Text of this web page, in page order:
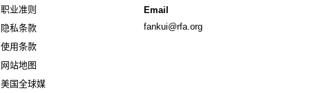
职业准则
隐私条款
使用条款
网站地图
美国全球媒
Email
fankui@rfa.org